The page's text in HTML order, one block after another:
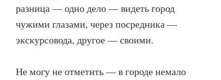
разница — одно дело — видеть город
чужими глазами, через посредника —
экскурсовода, другое — своими.
Не могу не отметить — в городе немало